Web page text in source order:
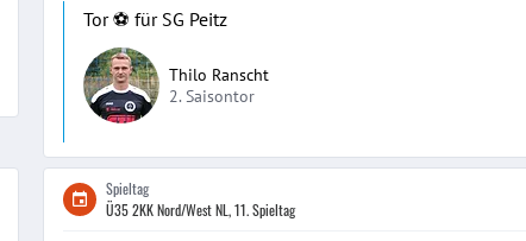
Tor ⚽️ für SG Peitz
Thilo Ranscht
2. Saisontor
Spieltag
Ü35 2KK Nord/West NL, 11. Spieltag